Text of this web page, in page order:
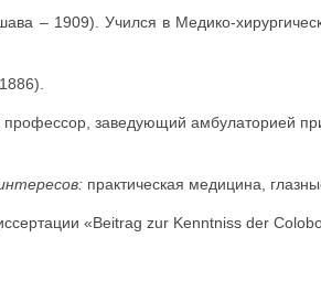
– 1909). Учился в Медико-
заведующий амбулаторией
практическая медицина,
«Beitrag zur Kenntniss der